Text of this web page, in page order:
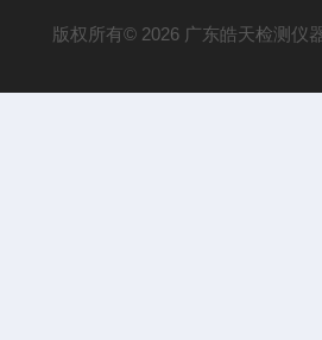
版权所有© 2026 广东皓天检测